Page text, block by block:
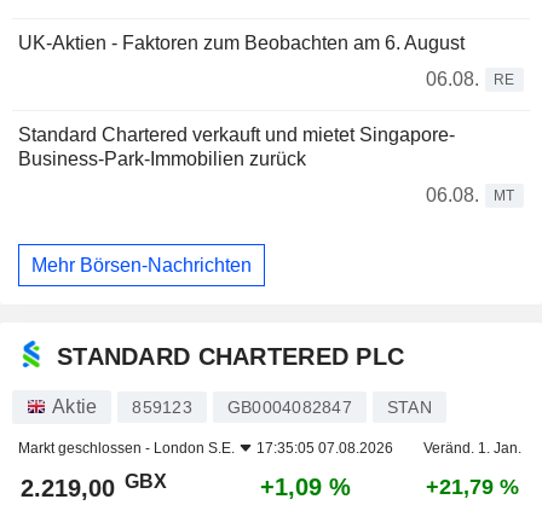
UK-Aktien - Faktoren zum Beobachten am 6. August
06.08.
RE
Standard Chartered verkauft und mietet Singapore-
Business-Park-Immobilien zurück
06.08.
MT
Mehr Börsen-Nachrichten
STANDARD CHARTERED PLC
Aktie 859123 GB0004082847 STAN
Markt geschlossen - London S.E. 17:35:05 07.08.2026 Veränd. 1. Jan.
2.219,00 GBX +1,09 % +21,79 %